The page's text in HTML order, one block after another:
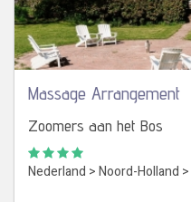
Massage Arrangement
Zoomers aan het Bos
Nederland >Noord-Holland >